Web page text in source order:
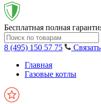
Бесплатная полная
8 (495) 150 57 75
Главная
Газовые котлы